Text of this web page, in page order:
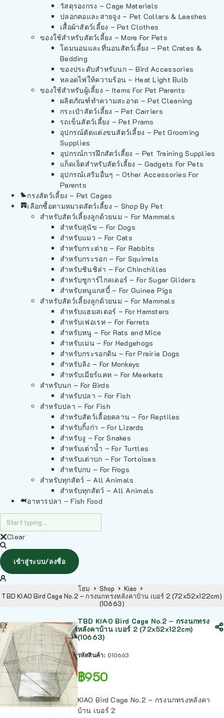
วัสดุรองกรง – Cage Materials
ปลอกคอและสายจูง – Pet Collars & Leashes
เสื้อผ้าสัตว์เลี้ยง – Pet Clothes
ของใช้สำหรับสัตว์เลี้ยง – More For Pets
โดมนอนและที่นอนสัตว์เลี้ยง – Pet Crates &
Bedding
ของประดับสำหรับนก – Bird Accessories
หลอดไฟให้ความร้อน – Heat Light Bulb
ของใช้สำหรับผู้เลี้ยง – Items For Pet Parents
ผลิตภัณฑ์ทำความสะอาด – Pet Cleaning
กระเป๋าสัตว์เลี้ยง – Pet Carriers
รถเข็นสัตว์เลี้ยง – Pet Prams
อุปกรณ์ตัดแต่งขนสัตว์เลี้ยง – Pet Grooming
Supplies
อุปกรณ์การฝึกสัตว์เลี้ยง – Pet Training Supplies
แก็ดเจ็ตสำหรับสัตว์เลี้ยง – Gadgets For Pets
อุปกรณ์เสริมอื่นๆ – Other Accessories For
Parents
กรงสัตว์เลี้ยง – Pet Cages
เลือกซื้อตามหมวดสัตว์เลี้ยง – Shop By Pet
สำหรับสัตว์เลี้ยงลูกด้วยนม – For Mammals
สำหรับสุนัข – For Dogs
สำหรับแมว – For Cats
สำหรับกระต่าย – For Rabbits
สำหรับกระรอก – For Squirrels
สำหรับชินชิล่า – For Chinchillas
สำหรับชูการ์ไกลเดอร์ – For Sugar Gliders
สำหรับหนูแกสบี้ – For Guinea Pigs
สำหรับสัตว์เลี้ยงลูกด้วยนม – For Mammals
สำหรับแฮมสเตอร์ – For Hamsters
สำหรับเฟอเรท – For Ferrets
สำหรับหนู – For Rats and Mice
สำหรับเม่น – For Hedgehogs
สำหรับกระรอกดิน – For Prairie Dogs
สำหรับลิง – For Monkeys
สำหรับเมียร์แคท – For Meerkats
สำหรับนก – For Birds
สำหรับปลา – For Fish
สำหรับปลา – For Fish
สำหรับสัตว์เลื้อยคลาน – For Reptiles
สำหรับกิ้งก่า – For Lizards
สำหรับงู – For Snakes
สำหรับเต่าน้ำ – For Turtles
สำหรับเต่าบก – For Tortoises
สำหรับกบ – For Frogs
สำหรับทุกสัตว์ – All Animals
สำหรับทุกสัตว์ – All Animals
อาหารปลา – Fish Food
Clear
เข้าสู่ระบบ/ลงชื่อ
โฮม Shop
Kiao
TBD KIAO Bird Cage No.2 – กรงนกทรงหลังคาบ้าน เบอร์ 2 (72x52x122cm)
(10663)
TBD KIAO Bird Cage No.2 – กรงนกทรง
หลังคาบ้าน เบอร์ 2 (72x52x122cm)
(10663)
รหัสสินค้า: 010663
฿950
KIAO Bird Cage No.2 – กรงนกทรงหลังคา
บ้าน เบอร์ 2